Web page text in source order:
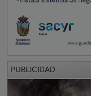
PUBLICIDAD